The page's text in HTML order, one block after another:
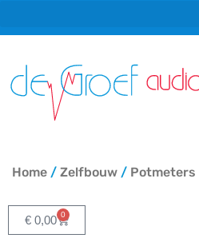
naar
inhoud
Home / Zelfbouw / Potmeters
€ 0,00 0
Winkelwagen